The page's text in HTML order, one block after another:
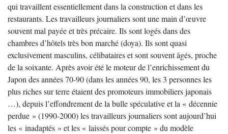
qui travaillent essentiellement dans la construction et dans les
restaurants. Les travailleurs journaliers sont une main d’œuvre
souvent mal payée et très précaire. Ils sont logés dans des
chambres d’hôtels très bon marché (doya). Ils sont quasi
exclusivement masculins, célibataires et sont souvent âgés, proche
de la soixante. Après avoir été le moteur de l’enrichissement du
Japon des années 70-90 (dans les années 90, les 3 personnes les
plus riches sur terre étaient des promoteurs immobiliers japonais
…), depuis l’effondrement de la bulle spéculative et la « décennie
perdue » (1990-2000) les travailleurs journaliers sont aujourd’hui
les « inadaptés » et les « laissés pour compte » du modèle